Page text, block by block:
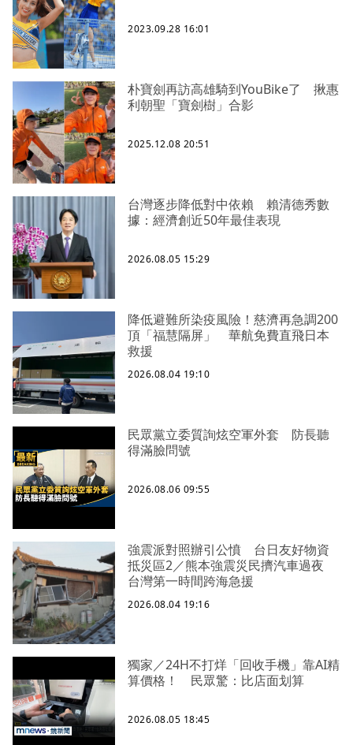
2023.09.28 16:01
朴寶劍再訪高雄騎到YouBike了 揪惠
利朝聖「寶劍樹」合影
2025.12.08 20:51
台灣逐步降低對中依賴 賴清德秀數
據：經濟創近50年最佳表現
2026.08.05 15:29
降低避難所染疫風險！慈濟再急調200
頂「福慧隔屏」 華航免費直飛日本
救援
2026.08.04 19:10
民眾黨立委質詢炫空軍外套 防長聽
得滿臉問號
2026.08.06 09:55
強震派對照辦引公憤 台日友好物資
抵災區2／熊本強震災民擠汽車過夜
台灣第一時間跨海急援
2026.08.04 19:16
獨家／24H不打烊「回收手機」靠AI精
算價格！ 民眾驚：比店面划算
2026.08.05 18:45